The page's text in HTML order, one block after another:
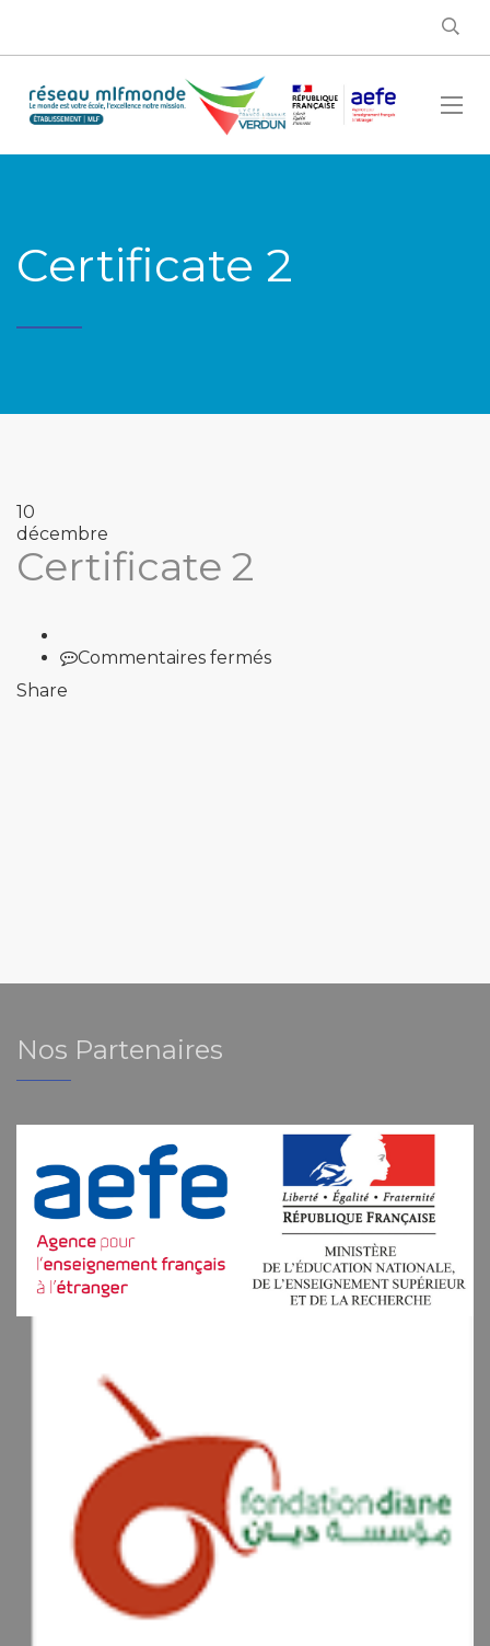
Certificate 2
10
décembre
Certificate 2
Commentaires ferméssur
Share
Nos Partenaires